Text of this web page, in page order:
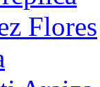
Flores